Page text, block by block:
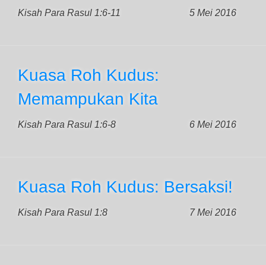
Kisah Para Rasul 1:6-11 5 Mei 2016
Kuasa Roh Kudus:
Memampukan Kita
Kisah Para Rasul 1:6-8 6 Mei 2016
Kuasa Roh Kudus: Bersaksi!
Kisah Para Rasul 1:8 7 Mei 2016